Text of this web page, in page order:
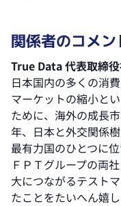
関係者のコメン
True Data 代表取締
日本国内の多くの消
マーケットの縮小と
ために、海外の成長
年、日本と外交関係
最有力国のひとつに
ＦＰＴグループの両
大につながるテスト
たことをたいへん嬉し